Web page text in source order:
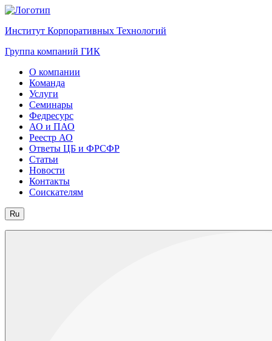
Институт Корпоративных Технологий
Группа компаний ГИК
О компании
Команда
Услуги
Семинары
Федресурс
АО и ПАО
Реестр АО
Ответы ЦБ и ФРСФР
Статьи
Новости
Контакты
Соискателям
Ru